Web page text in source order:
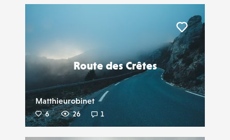
Route des Crêtes
Matthieurobinet
6 26 1
Liker